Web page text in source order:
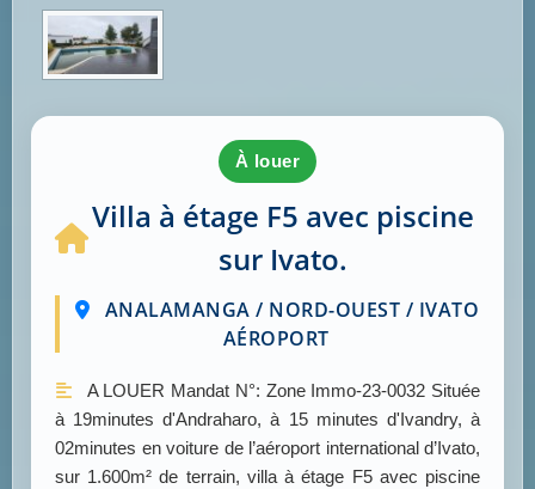
à louer
Villa à étage F5 avec piscine
sur Ivato.
ANALAMANGA / NORD-OUEST / IVATO
AÉROPORT
A LOUER Mandat N°: Zone Immo-23-0032 Située
à 19minutes d'Andraharo, à 15 minutes d'Ivandry, à
02minutes en voiture de l’aéroport international d’Ivato,
sur 1.600m² de terrain, villa à étage F5 avec piscine